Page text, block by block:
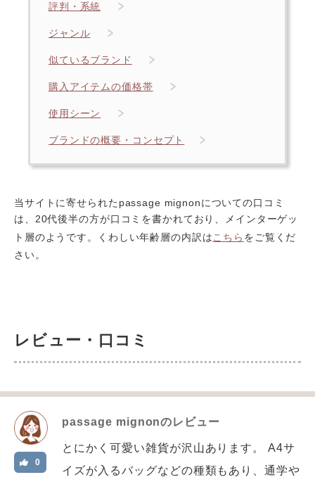
評判・系統
ジャンル
似ているブランド
購入アイテムの価格帯
使用シーン
ブランドの概要・コンセプト
当サイトに寄せられたpassage mignonについての口コミ
は、20代後半の方が口コミを書かれており、メインターゲッ
ト層のようです。くわしい年齢層の内訳はこちら をご覧くだ
さい。
レビュー・口コミ
passage mignonのレビュー
0
とにかく可愛い雑貨が沢山あります。 A4サ
イズが入るバッグなどの種類もあり、通学や